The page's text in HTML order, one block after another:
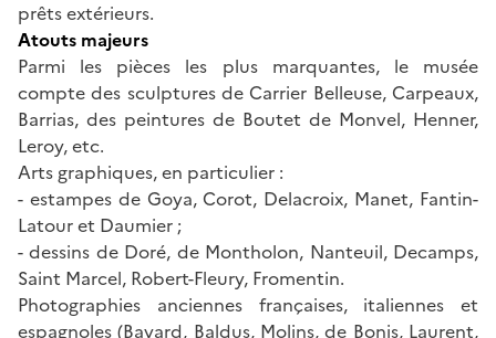
prêts extérieurs.
Atouts majeurs
Parmi les pièces les plus marquantes, le musée
compte des sculptures de Carrier Belleuse, Carpeaux,
Barrias, des peintures de Boutet de Monvel, Henner,
Leroy, etc.
Arts graphiques, en particulier :
- estampes de Goya, Corot, Delacroix, Manet, Fantin-
Latour et Daumier ;
- dessins de Doré, de Montholon, Nanteuil, Decamps,
Saint Marcel, Robert-Fleury, Fromentin.
Photographies anciennes françaises, italiennes et
espagnoles (Bayard, Baldus, Molins, de Bonis, Laurent,